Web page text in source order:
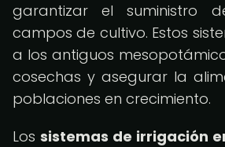
garantizar el suministro
campos de cultivo. Estos
a los antiguos
cosechas y asegurar la
poblaciones en crecimiento.
Los sistemas de irrigación